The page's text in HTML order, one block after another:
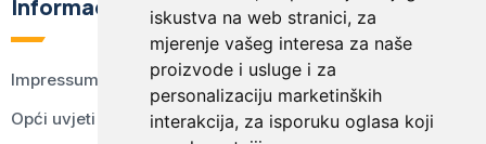
iskustva na web stranici, za
mjerenje vašeg interesa za naše
proizvode i usluge i za
personalizaciju marketinških
interakcija, za isporuku oglasa koji
Informacije
Impressum
Opći uvjeti korištenja